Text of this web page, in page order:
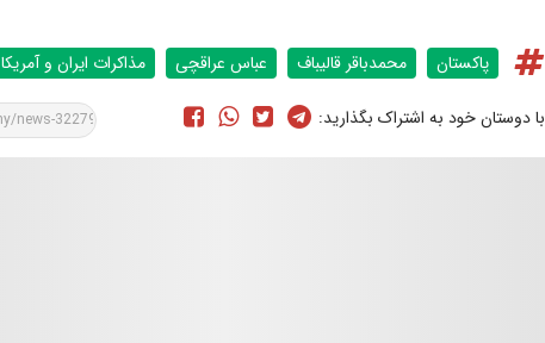
پاکستان محمدباقر قالیباف عباس عراقچی مذاکرات ایران و آمریکا
با دوستان خود به اشتراک بگذارید: